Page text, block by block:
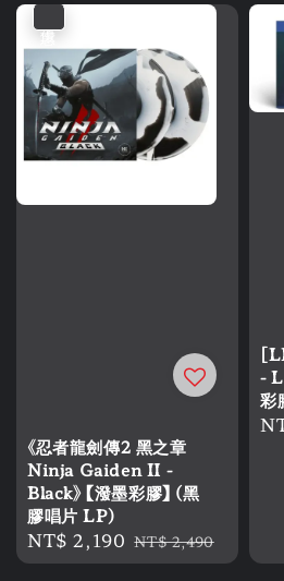
《忍者龍劍傳2 黑之章
Ninja Gaiden II -
Black》 【潑墨彩膠】 (黑
膠唱片 LP)
Sale
price
NT$ 2,190 Regular
price
NT$ 2,490
-
彩